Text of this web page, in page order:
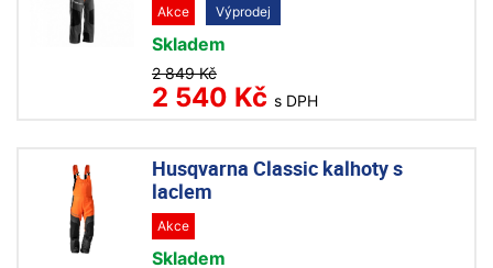
Akce Výprodej
Skladem
2 849 Kč
2 540 Kč s DPH
Husqvarna Classic kalhoty s
laclem
Akce
Skladem